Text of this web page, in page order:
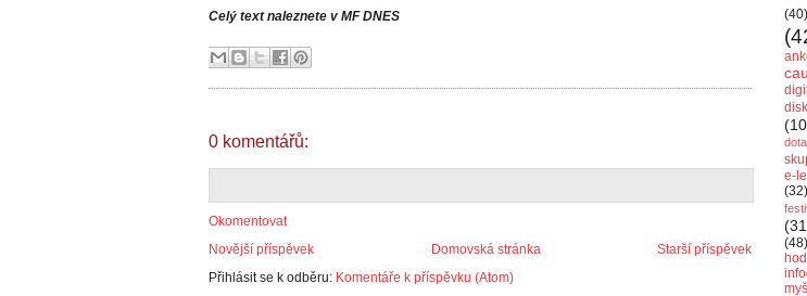
Celý text naleznete v MF DNES
0 komentářů:
Okomentovat
Novější příspěvek
Starší příspěvek
Domovská stránka
Přihlásit se k odběru: Komentáře k příspěvku (Atom)
(40)
e-
(32)
(48)